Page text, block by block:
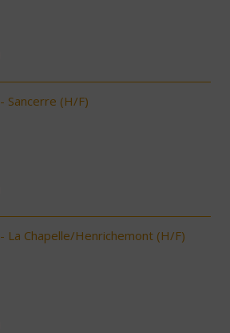
Sancerre (H/F)
La Chapelle/Henrichemont (H/F)